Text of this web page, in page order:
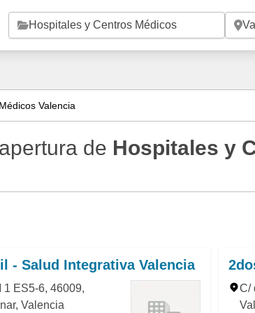
Valencia
de Hospitales y
- Salud Integrativa Valencia
1 ES5-6, 46009,
Valencia
C/